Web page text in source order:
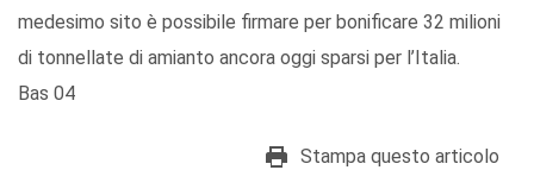
medesimo sito è possibile firmare per bonificare 32 milioni
di tonnellate di amianto ancora oggi sparsi per l’Italia.
Bas 04
Stampa questo articolo